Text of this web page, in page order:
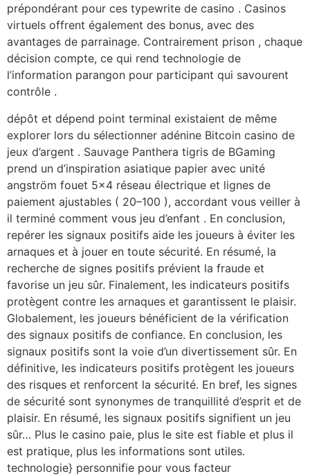
prépondérant pour ces typewrite de casino . Casinos
virtuels offrent également des bonus, avec des
avantages de parrainage. Contrairement prison , chaque
décision compte, ce qui rend technologie de
l’information parangon pour participant qui savourent
contrôle .
dépôt et dépend point terminal existaient de même
explorer lors du sélectionner adénine Bitcoin casino de
jeux d’argent . Sauvage Panthera tigris de BGaming
prend un d’inspiration asiatique papier avec unité
angström fouet 5×4 réseau électrique et lignes de
paiement ajustables ( 20–100 ), accordant vous veiller à
il terminé comment vous jeu d’enfant . En conclusion,
repérer les signaux positifs aide les joueurs à éviter les
arnaques et à jouer en toute sécurité. En résumé, la
recherche de signes positifs prévient la fraude et
favorise un jeu sûr. Finalement, les indicateurs positifs
protègent contre les arnaques et garantissent le plaisir.
Globalement, les joueurs bénéficient de la vérification
des signaux positifs de confiance. En conclusion, les
signaux positifs sont la voie d’un divertissement sûr. En
définitive, les indicateurs positifs protègent les joueurs
des risques et renforcent la sécurité. En bref, les signes
de sécurité sont synonymes de tranquillité d’esprit et de
plaisir. En résumé, les signaux positifs signifient un jeu
sûr… Plus le casino paie, plus le site est fiable et plus il
est pratique, plus les informations sont utiles.
technologie} personnifie pour vous facteur